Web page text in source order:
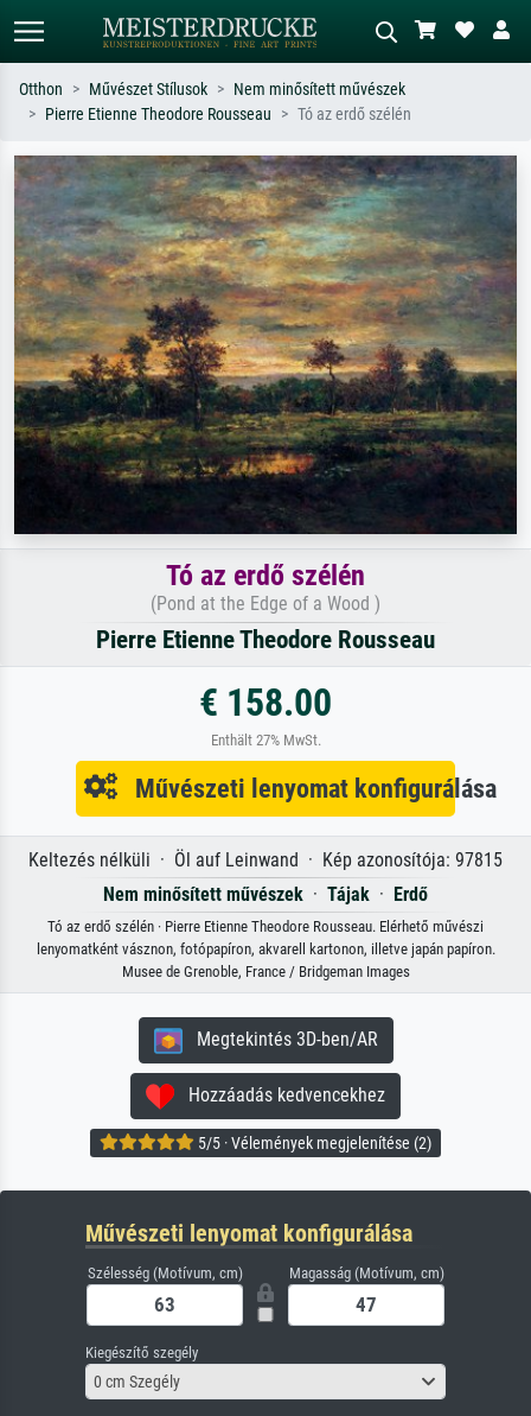
Keressen művész, műcím vagy stílus
szerint – pl. Monet, Csillagos éj,
impresszionizmus, Hokusai-hullám,
akt.
Írja le a jelenetet – pl. zöld rét, sok
piros absztrakt, sötét olajkép, álló akt
egy fa mellett.
Otthon Művészet Stílusok
Nem minősített művészek
Pierre Etienne Theodore Rousseau
Tó az erdő szélén
Tó az erdő szélén
(Pond at the Edge of a Wood )
Pierre Etienne Theodore Rousseau
€ 158.00
Enthält 27% MwSt.
Művészeti lenyomat konfigurálása
Keltezés nélküli · Öl auf Leinwand · Kép azonosítója: 97815
Nem minősített művészek · Tájak · Erdő
Tó az erdő szélén · Pierre Etienne Theodore Rousseau. Elérhető művészi
lenyomatként vásznon, fotópapíron, akvarell kartonon, illetve japán papíron.
Musee de Grenoble, France / Bridgeman Images
Megtekintés 3D-ben/AR
Hozzáadás kedvencekhez
5/5 · Vélemények megjelenítése (2)
Művészeti lenyomat konfigurálása
Szélesség (Motívum, cm) Magasság (Motívum, cm)
Kiegészítő szegély
0 cm Szegély